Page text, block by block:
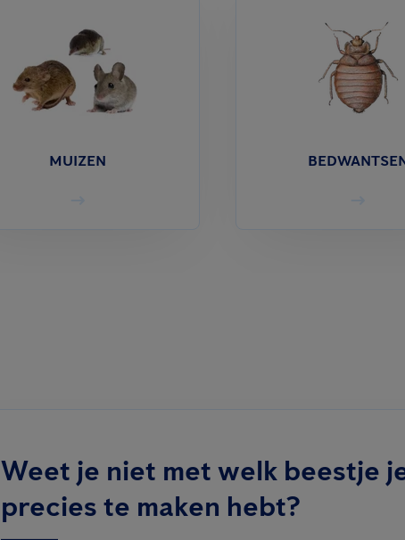
MUIZEN
Weet je niet met welk beestje
precies te maken hebt?